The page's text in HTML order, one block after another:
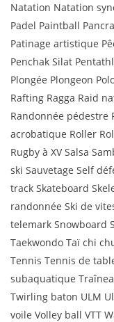
Natation Natation
Padel Paintball
Patinage artistique
Penchak Silat
Plongée Plongeon
Rafting Ragga Raid
Randonnée pédestre
acrobatique Roller
Rugby à XV Salsa
ski Sauvetage Self
track Skateboard
randonnée Ski de
telemark Snowboard
Taekwondo Taï chi
Tennis Tennis de
subaquatique
Twirling baton ULM
voile Volley ball VTT